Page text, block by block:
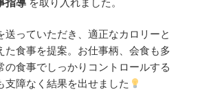
送っていただき、適正なカロリーと
た食事を提案。お仕事柄、会食も多
の食事でしっかりコントロールする
支障なく結果を出せました